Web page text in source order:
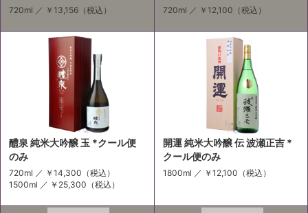
720ml ／ ￥13,156 （税込） 720ml ／ ￥12,100 （税込）
醴泉 純米大吟醸 玉 *クール便
のみ
720ml ／ ￥14,300 （税込）
1500ml ／ ￥25,300 （税込）
開運 純米大吟醸 伝 波瀬正吉 *
クール便のみ
1800ml ／ ￥12,100 （税込）